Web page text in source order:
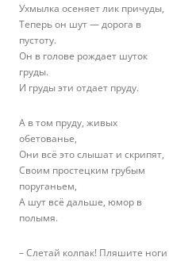
Ухмылка осеняет лик причуды,
Теперь он шут — дорога в
пустоту.
Он в голове рождает шуток
груды.
И груды эти отдает пруду.
А в том пруду, живых
обетованье,
Они всё это слышат и скрипят,
Своим простецким грубым
поруганьем,
А шут всё дальше, юмор в
полымя.
– Слетай колпак! Пляшите ноги